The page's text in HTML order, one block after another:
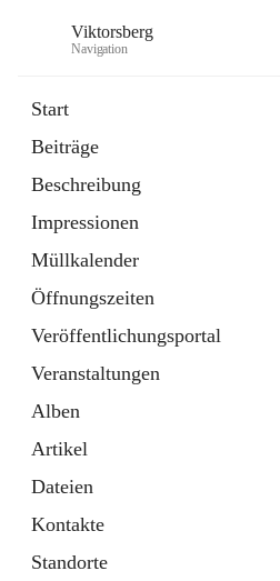
Viktorsberg
Navigation
Start
Beiträge
Beschreibung
Impressionen
Müllkalender
Öffnungszeiten
Veröffentlichungsportal
Veranstaltungen
Alben
Artikel
Dateien
Kontakte
Standorte
1 Schnellzugriff
Bürgerservice
10 Schnellzugriffe